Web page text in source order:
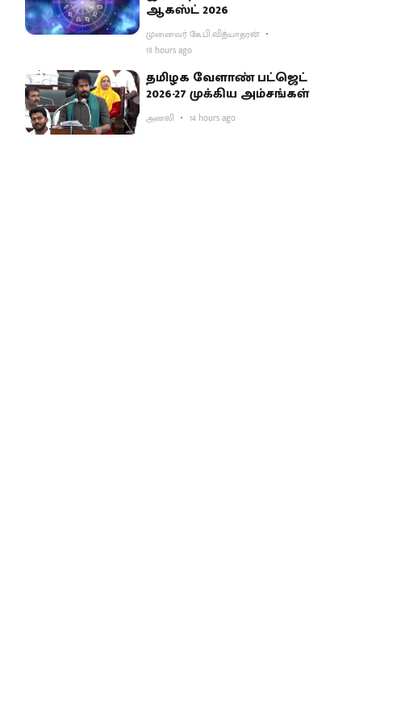
ஆகஸ்ட் 2026
முனைவர் கே.பி.வித்யாதரன்
19 hours ago
தமிழக வேளாண் பட்ஜெட்
2026-27 முக்கிய அம்சங்கள்
அனலி 14 hours ago